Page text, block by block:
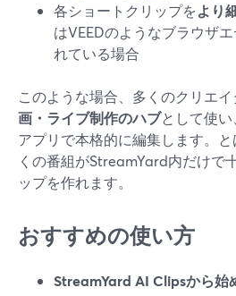
各ショートクリップをより
はVEEDのようなブラウザ
れている場合
このような場合、多くのクリエ
画・ライブ制作のハブとして使
アプリで本格的に編集します。
くの番組がStreamYard内だけで
ップを作れます。
おすすめの使い方
StreamYard AI Clipsから始